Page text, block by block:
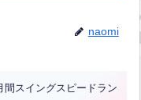
naomi
間スイングスピードラン